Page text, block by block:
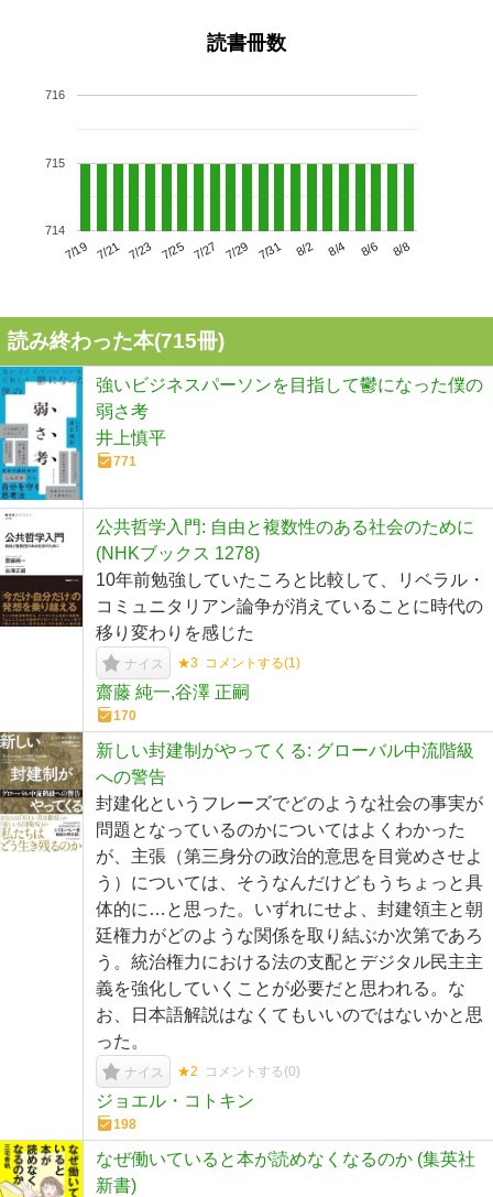
読書冊数
7/19 7/21 7/23 7/25 7/27 7/29 7/31 8/2 8/4 8/6 8/8
714
715
716
読み終わった本(715冊)
強いビジネスパーソンを目指して鬱になった僕の
弱さ考
井上慎平
771
公共哲学入門: 自由と複数性のある社会のために
(NHKブックス 1278)
10年前勉強していたころと比較して、リベラル・
コミュニタリアン論争が消えていることに時代の
移り変わりを感じた
ナイス ★3 コメントする(1)
齋藤 純一,谷澤 正嗣
170
新しい封建制がやってくる: グローバル中流階級
への警告
封建化というフレーズでどのような社会の事実が
問題となっているのかについてはよくわかった
が、主張（第三身分の政治的意思を目覚めさせよ
う）については、そうなんだけどもうちょっと具
体的に…と思った。いずれにせよ、封建領主と朝
廷権力がどのような関係を取り結ぶか次第であろ
う。統治権力における法の支配とデジタル民主主
義を強化していくことが必要だと思われる。な
お、日本語解説はなくてもいいのではないかと思
った。
ナイス ★2 コメントする(0)
ジョエル・コトキン
198
なぜ働いていると本が読めなくなるのか (集英社
新書)